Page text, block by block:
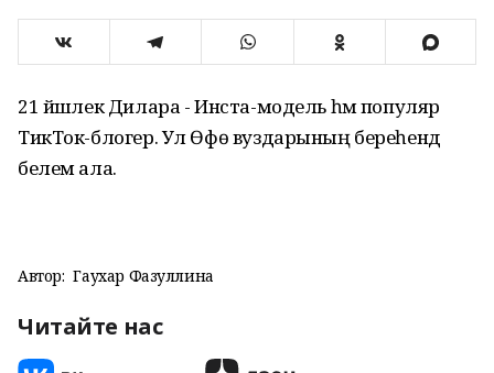
21 йәшлек Дилара - Инста-модель һәм популяр
ТикТок-блогер. Ул Өфө вуздарының береһендә
белем ала.
Автор: Гаухар Фазуллина
Читайте нас